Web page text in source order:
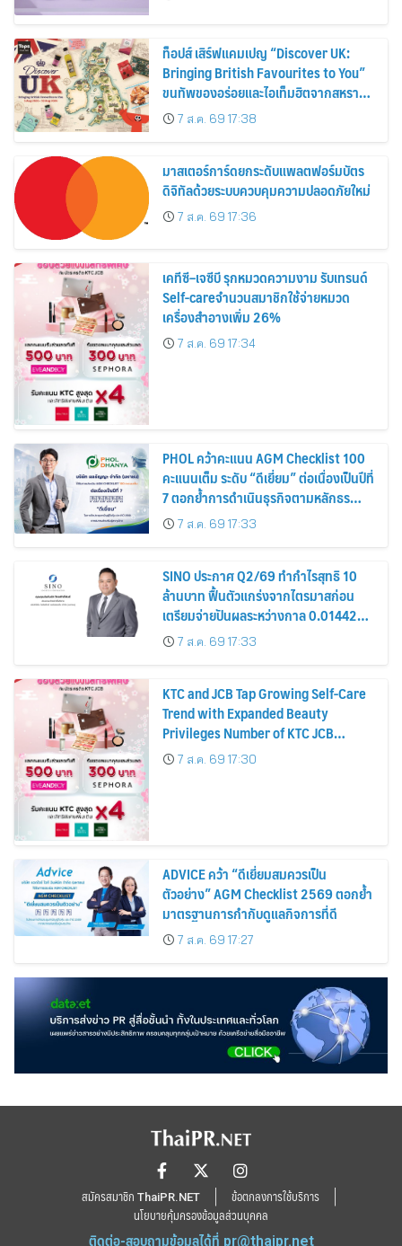
ท็อปส์ เสิร์ฟแคมเปญ “Discover UK:
Bringing British Favourites to You”
ขนทัพของอร่อยและไอเท็มฮิตจากสหราช
อาณาจักร ส่งตรงถึงมือตั้งแต่วันนี้ – 18
สิงหาคมนี้
7 ส.ค. 69 17:38
มาสเตอร์การ์ดยกระดับแพลตฟอร์มบัตร
ดิจิทัลด้วยระบบควบคุมความปลอดภัยใหม่
7 ส.ค. 69 17:36
เคทีซี–เจซีบี รุกหมวดความงาม รับเทรนด์
Self-careจำนวนสมาชิกใช้จ่ายหมวด
เครื่องสำอางเพิ่ม 26%
7 ส.ค. 69 17:34
PHOL คว้าคะแนน AGM Checklist 100
คะแนนเต็ม ระดับ “ดีเยี่ยม” ต่อเนื่องเป็นปีที่
7 ตอกย้ำการดำเนินธุรกิจตามหลักธร
รมาภิบาล โปร่งใส สร้างความเชื่อมั่นผู้ถือ
หุ้น
7 ส.ค. 69 17:33
SINO ประกาศ Q2/69 ทำกำไรสุทธิ 10
ล้านบาท ฟื้นตัวแกร่งจากไตรมาสก่อน
เตรียมจ่ายปันผลระหว่างกาล 0.014423
บาทต่อหุ้น ครึ่งปีหลังมุ่งเติบโตต่อเนื่อง
7 ส.ค. 69 17:33
KTC and JCB Tap Growing Self-Care
Trend with Expanded Beauty
Privileges Number of KTC JCB
Cardmembers Spending on
Cosmetics Rises 26%
7 ส.ค. 69 17:30
ADVICE คว้า “ดีเยี่ยมสมควรเป็น
ตัวอย่าง” AGM Checklist 2569 ตอกย้ำ
มาตรฐานการกำกับดูแลกิจการที่ดี
7 ส.ค. 69 17:27
สมัครสมาชิก ThaiPR.NET
ข้อตกลงการใช้บริการ
นโยบายคุ้มครองข้อมูลส่วนบุคคล
ติดต่อ-สอบถามข้อมูลได้ที่ pr@thaipr.net